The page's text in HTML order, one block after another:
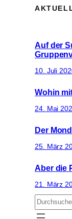
Auf der
10. Juli
Wohin
24. Mai
Der Mond
25. März
Aber die
21. März
S
u